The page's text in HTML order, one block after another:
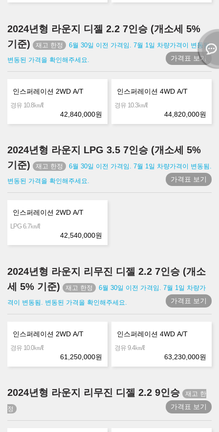
2024년형 라운지 디젤 2.2 7인승 (개소세 5%
기준)
6월 30일 이전 가격임. 7월 1일 차량가격이 변동됨.
변동된 가격을 확인해주세요.
가격표 보기
인스퍼레이션 2WD A/T
경유 10.8㎞/ℓ
42,840,000원
인스퍼레이션 4WD A/T
경유 10.3㎞/ℓ
44,820,000원
2024년형 라운지 LPG 3.5 7인승 (개소세 5%
기준)
6월 30일 이전 가격임. 7월 1일 차량가격이 변동됨.
변동된 가격을 확인해주세요.
가격표 보기
인스퍼레이션 2WD A/T
LPG 6.7㎞/ℓ
42,540,000원
2024년형 라운지 리무진 디젤 2.2 7인승 (개소
세 5% 기준)
6월 30일 이전 가격임. 7월 1일 차량가
격이 변동됨. 변동된 가격을 확인해주세요.
가격표 보기
인스퍼레이션 2WD A/T
경유 10.0㎞/ℓ
61,250,000원
인스퍼레이션 4WD A/T
경유 9.4㎞/ℓ
63,230,000원
2024년형 라운지 리무진 디젤 2.2 9인승
가격표 보기